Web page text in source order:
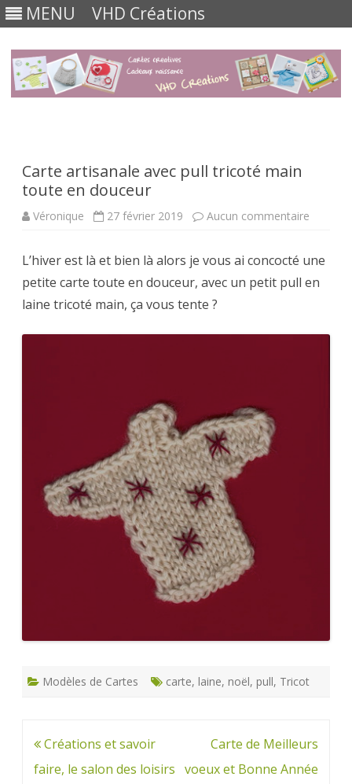
MENU VHD Créations
Carte artisanale avec pull tricoté main
toute en douceur
Véronique 27 février 2019 Aucun commentaire
pull
main
L’hiver est là et bien là alors je vous ai concocté une
petite carte toute en douceur, avec un petit pull en
laine tricoté main, ça vous tente ?
Modèles de Cartes carte, laine, noël, pull, Tricot
Navigation
de
Créations et savoir
faire, le salon des loisirs
Carte de Meilleurs
voeux et Bonne Année